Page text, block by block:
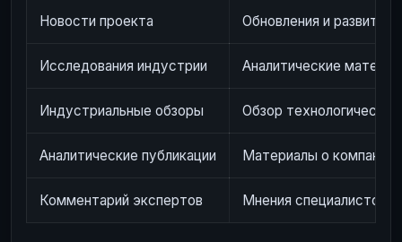
Новости проекта Обновления и
Исследования индустрии Аналитические
Индустриальные обзоры Обзор
Аналитические публикации Материалы о
Комментарий экспертов Мнения специалистов